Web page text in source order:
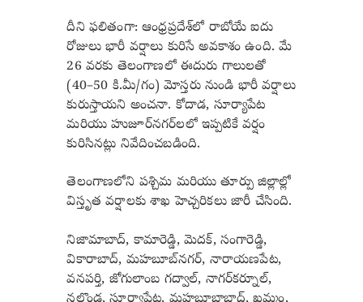
దీని ఫలితంగా: ఆంధ్రప్రదేశ్‌లో రాబోయే ఐదు
రోజులు భారీ వర్షాలు కురిసే అవకాశం ఉంది. మే
26 వరకు తెలంగాణలో ఈదురు గాలులతో
(40–50 కి.మీ/గం) మోస్తరు నుండి భారీ వర్షాలు
కురుస్తాయని అంచనా. కోదాడ, సూర్యాపేట
మరియు హుజూర్‌నగర్‌లలో ఇప్పటికే వర్షం
కురిసినట్లు నివేదించబడింది.
తెలంగాణలోని పశ్చిమ మరియు తూర్పు జిల్లాల్లో
విస్తృత వర్షాలకు శాఖ హెచ్చరికలు జారీ చేసింది.
నిజామాబాద్, కామారెడ్డి, మెదక్, సంగారెడ్డి,
వికారాబాద్, మహబూబ్‌నగర్, నారాయణపేట,
వనపర్తి, జోగులాంబ గద్వాల్, నాగర్‌కర్నూల్,